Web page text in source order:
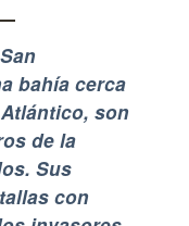
bahía cerca
son
de la
Sus
con